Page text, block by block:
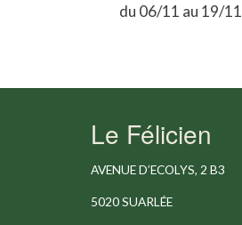
Image
du 06/11 au 19/11
Le Félicien
AVENUE D’ECOLYS, 2 B3
5020 SUARLÉE